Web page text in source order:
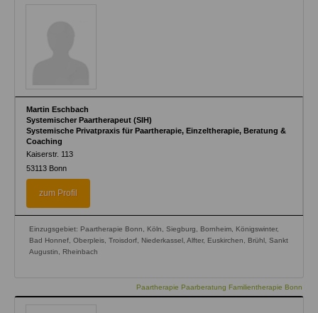
Martin Eschbach
Systemischer Paartherapeut (SIH)
Systemische Privatpraxis für Paartherapie, Einzeltherapie, Beratung &
Coaching
Kaiserstr. 113
53113 Bonn
zum Profil
Einzugsgebiet: Paartherapie Bonn, Köln, Siegburg, Bornheim, Königswinter,
Bad Honnef, Oberpleis, Troisdorf, Niederkassel, Alfter, Euskirchen, Brühl, Sankt
Augustin, Rheinbach
Paartherapie Paarberatung Familientherapie Bonn